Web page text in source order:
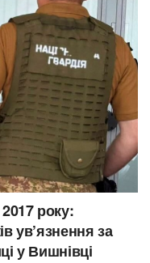
року:
ув’язнення за
у Вишнівці